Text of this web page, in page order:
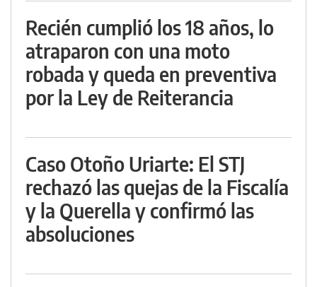
Recién cumplió los 18 años, lo
atraparon con una moto
robada y queda en preventiva
por la Ley de Reiterancia
Caso Otoño Uriarte: El STJ
rechazó las quejas de la Fiscalía
y la Querella y confirmó las
absoluciones